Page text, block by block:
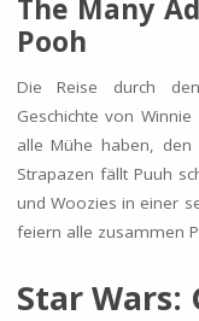
The Many
Pooh
Die Reise durch
Geschichte von
alle Mühe haben,
Strapazen fällt Puuh
und Woozies in einer
feiern alle zusammen
Star Wars: